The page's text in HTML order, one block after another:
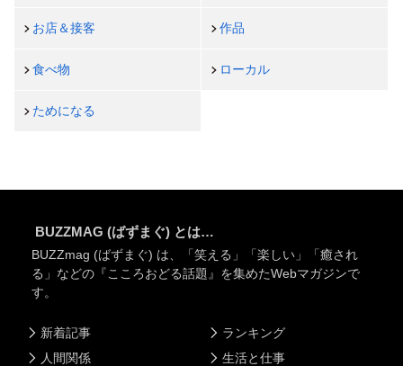
お店＆接客 作品
食べ物 ローカル
ためになる
BUZZMAG (ばずまぐ) とは…
BUZZmag (ばずまぐ) は、「笑える」「楽しい」「癒され
る」などの『こころおどる話題』を集めたWebマガジンで
す。
新着記事
人間関係
ランキング
生活と仕事